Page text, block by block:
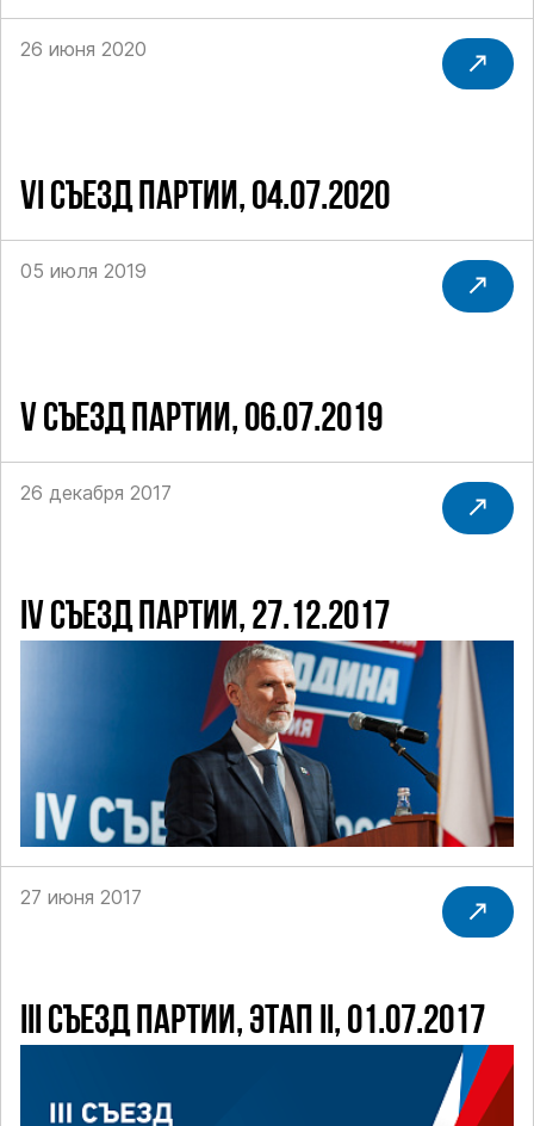
26 июня 2020
VI СЪЕЗД ПАРТИИ, 04.07.2020
05 июля 2019
V CЪЕЗД ПАРТИИ, 06.07.2019
26 декабря 2017
IV СЪЕЗД ПАРТИИ, 27.12.2017
27 июня 2017
III СЪЕЗД ПАРТИИ, ЭТАП II, 01.07.2017